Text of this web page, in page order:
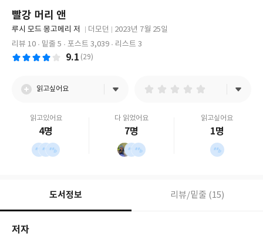
빨강 머리 앤
글
쓴
루시 모드 몽고메리 저
출
사
더모던
출
2023년 7월 25일
리뷰 10
밑줄 5 포스트 3,039 리스트 3
9.1 (29)
읽고싶어요
읽고있어요
4명
다 읽었어요
7명
읽고싶어요
1명
도서정보 리뷰/밑줄 (15)
저자